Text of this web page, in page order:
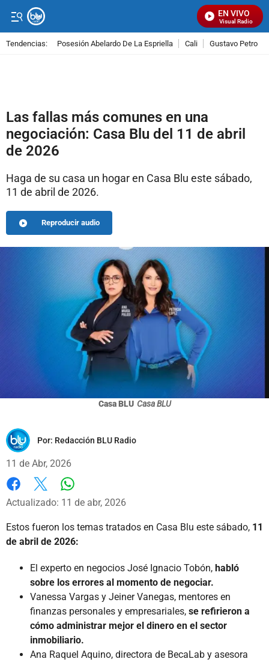
EN VIVO
Señal Visual Radio
Tendencias: Posesión Abelardo De La Espriella Cali Gustavo Petro
Las fallas más comunes en una
negociación: Casa Blu del 11 de abril
de 2026
Haga de su casa un hogar en Casa Blu este sábado,
11 de abril de 2026.
Reproducir audio
Casa BLU Casa BLU
Por: Redacción BLU Radio
11 de Abr, 2026
Facebook
X
Actualizado: 11 de abr, 2026
Estos fueron los temas tratados en Casa Blu este sábado, 11
de abril de 2026:
El experto en negocios José Ignacio Tobón, habló
sobre los errores al momento de negociar.
Vanessa Vargas y Jeiner Vanegas, mentores en
finanzas personales y empresariales, se refirieron a
cómo administrar mejor el dinero en el sector
inmobiliario.
Ana Raquel Aquino, directora de BecaLab y asesora